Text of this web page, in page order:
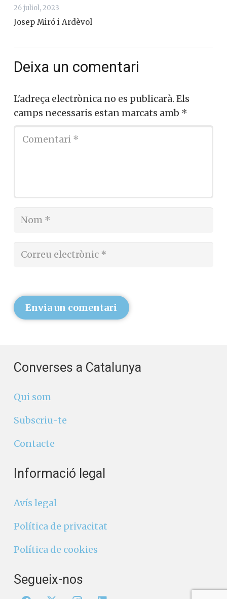
26 juliol, 2023
Josep Miró i Ardèvol
Deixa un comentari
L'adreça electrònica no es publicarà. Els
camps necessaris estan marcats amb *
Envia un comentari
Converses a Catalunya
Qui som
Subscriu-te
Contacte
Informació legal
Avís legal
Política de privacitat
Política de cookies
Segueix-nos